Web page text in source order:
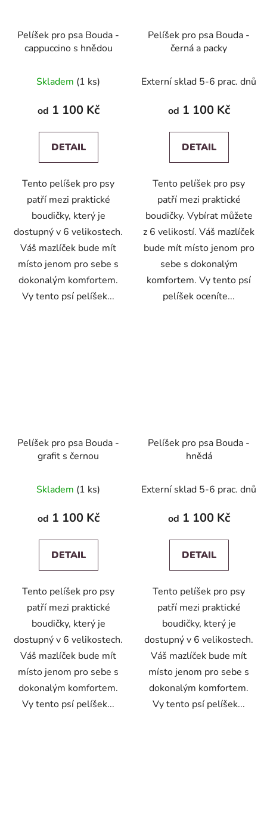
Pelíšek pro psa Bouda -
cappuccino s hnědou
Skladem (1 ks)
od 1 100 Kč
DETAIL
Tento pelíšek pro psy
patří mezi praktické
boudičky, který je
dostupný v 6 velikostech.
Váš mazlíček bude mít
místo jenom pro sebe s
dokonalým komfortem.
Vy tento psí pelíšek...
Pelíšek pro psa Bouda -
černá a packy
Externí sklad 5-6 prac. dnů
od 1 100 Kč
DETAIL
Tento pelíšek pro psy
patří mezi praktické
boudičky. Vybírat můžete
z 6 velikostí. Váš mazlíček
bude mít místo jenom pro
sebe s dokonalým
komfortem. Vy tento psí
pelíšek oceníte...
Pelíšek pro psa Bouda -
grafit s černou
Skladem (1 ks)
od 1 100 Kč
DETAIL
Tento pelíšek pro psy
patří mezi praktické
boudičky, který je
dostupný v 6 velikostech.
Váš mazlíček bude mít
místo jenom pro sebe s
dokonalým komfortem.
Vy tento psí pelíšek...
Pelíšek pro psa Bouda -
hnědá
Externí sklad 5-6 prac. dnů
od 1 100 Kč
DETAIL
Tento pelíšek pro psy
patří mezi praktické
boudičky, který je
dostupný v 6 velikostech.
Váš mazlíček bude mít
místo jenom pro sebe s
dokonalým komfortem.
Vy tento psí pelíšek...